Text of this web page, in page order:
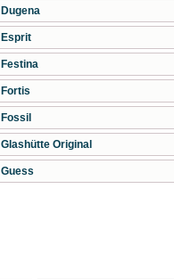
Dugena
Esprit
Festina
Fortis
Fossil
Glashütte Original
Guess